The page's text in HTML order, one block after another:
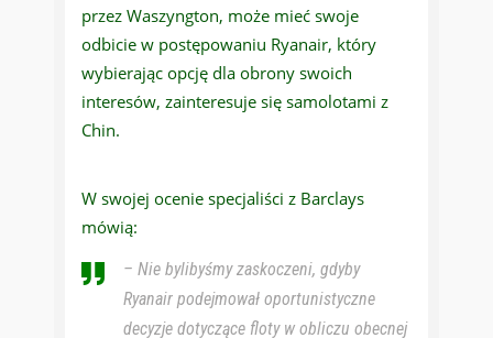
przez Waszyngton, może mieć swoje
odbicie w postępowaniu Ryanair, który
wybierając opcję dla obrony swoich
interesów, zainteresuje się samolotami z
Chin.
W swojej ocenie specjaliści z Barclays
mówią:
– Nie bylibyśmy zaskoczeni, gdyby
Ryanair podejmował oportunistyczne
decyzje dotyczące floty w obliczu obecnej